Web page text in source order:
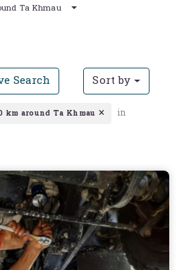
Ta Khmau
Search Sort by
km around Ta Khmau in